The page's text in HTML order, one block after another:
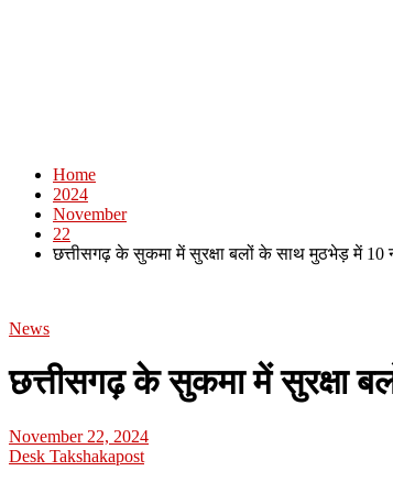
Home
2024
November
22
छत्तीसगढ़ के सुकमा में सुरक्षा बलों के साथ मुठभेड़ में 10
News
छत्तीसगढ़ के सुकमा में सुरक्षा
November 22, 2024
Desk Takshakapost